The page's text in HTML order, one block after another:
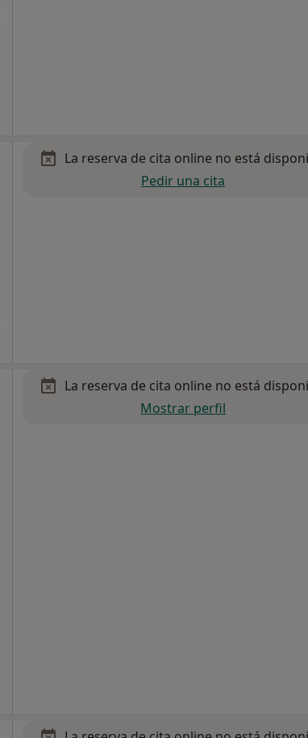
La reserva de cita online no está
Pedir una cita
La reserva de cita online no está
Mostrar perfil